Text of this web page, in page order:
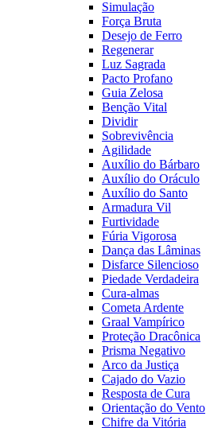
Simulação
Força Bruta
Desejo de Ferro
Regenerar
Luz Sagrada
Pacto Profano
Guia Zelosa
Benção Vital
Dividir
Sobrevivência
Agilidade
Auxílio do Bárbaro
Auxílio do Oráculo
Auxílio do Santo
Armadura Vil
Furtividade
Fúria Vigorosa
Dança das Lâminas
Disfarce Silencioso
Piedade Verdadeira
Cura-almas
Cometa Ardente
Graal Vampírico
Proteção Dracônica
Prisma Negativo
Arco da Justiça
Cajado do Vazio
Resposta de Cura
Orientação do Vento
Chifre da Vitória